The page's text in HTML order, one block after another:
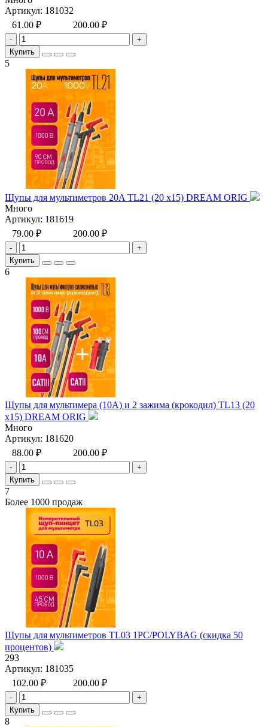
Артикул: 181032
61.00 ₽
200.00 ₽
-
+
Купить
5
Щупы для мультиметров 20A TL21 (20 x15) DREAM ORIG
Много
Артикул: 181619
79.00 ₽
200.00 ₽
-
+
Купить
6
Щупы для мультимера (10А) и 2 зажима (крокодил) TL13 (20
x15) DREAM ORIG
Много
Артикул: 181620
88.00 ₽
200.00 ₽
-
+
Купить
7
Более 1000 продаж
Щупы для мультиметров TL03 1PC/POLYBAG (скидка 50
процентов)
293
Артикул: 181035
102.00 ₽
200.00 ₽
-
+
Купить
8